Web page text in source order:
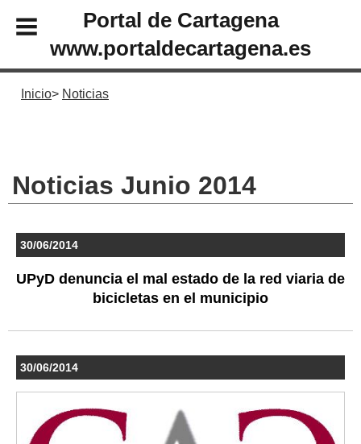
Portal de Cartagena
www.portaldecartagena.es
Inicio Noticias
Noticias Junio 2014
30/06/2014
UPyD denuncia el mal estado de la red viaria de
bicicletas en el municipio
30/06/2014